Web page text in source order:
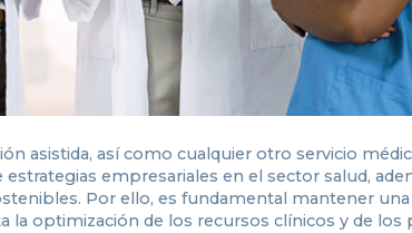
asistida, así como cualquier otro servicio
empresariales en el sector salud,
Por ello, es fundamental mantener
la optimización de los recursos clínicos y de los